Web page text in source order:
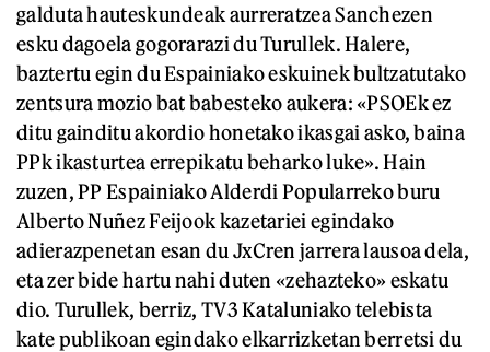
galduta hauteskundeak aurreratzea Sanchezen
esku dagoela gogorarazi du Turullek. Halere,
baztertu egin du Espainiako eskuinek bultzatutako
zentsura mozio bat babesteko aukera: «PSOEk ez
ditu gainditu akordio honetako ikasgai asko, baina
PPk ikasturtea errepikatu beharko luke». Hain
zuzen, PP Espainiako Alderdi Popularreko buru
Alberto Nuñez Feijook kazetariei egindako
adierazpenetan esan du JxCren jarrera lausoa dela,
eta zer bide hartu nahi duten «zehazteko» eskatu
dio. Turullek, berriz, TV3 Kataluniako telebista
kate publikoan egindako elkarrizketan berretsi du